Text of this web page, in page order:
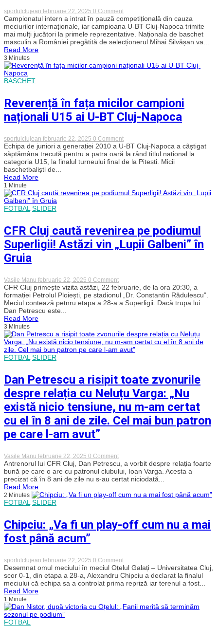
sportulclujean februarie 22, 2025 0 Commenton
Ce
jucători
trimite
U-
BT
la
Campionatul intern a intrat în pauză competițională din cauza
meciurilor internaționale, iar campioana U-BT Cluj-Napoca trimite
mai mulți jucători la primele reprezentative. Naționala de baschet
masculin a României pregătită de selecționerul Mihai Silvășan va...
Read More
3 Minutes
BASCHET
Reverență în fața micilor campioni
naționali U15 ai U-BT Cluj-Napoca
sportulclujean februarie 22, 2025 0 Commenton
Reverență
în
fața
micilor
ai
Echipa de juniori a generației 2010 a U-BT Cluj-Napoca a câștigat
săptămâna trecută pentru a patra oară la rând titlul național la
categoria U15, la finalul turneului final de la Pitești. Micii
baschetbaliști de...
Read More
1 Minute
FOTBAL SLIDER
CFR Cluj caută revenirea pe podiumul
Superligii! Astăzi vin „Lupii Galbeni” în
Gruia
Vasile Manu februarie 22, 2025 0 Commenton
CFR
Cluj
caută
revenirea
Astăzi
vin
„Lupii
Galbeni”
CFR Cluj primește vizita astăzi, 22 februarie, de la ora 20:30, a
formației Petrolul Ploiești, pe stadionul „Dr. Constantin Rădulescu”.
Meciul contează petnru etapa a 28-a a Superligii. Dacă trupa lui
Dan Petrescu este...
Read More
3 Minutes
FOTBAL SLIDER
Dan Petrescu a risipit toate zvonurile
despre relația cu Neluțu Varga: „Nu
există nicio tensiune, nu m-am certat
cu el în 8 ani de zile. Cel mai bun patron
pe care l-am avut”
Vasile Manu februarie 22, 2025 0 Commenton
Dan
Petrescu
a
risipit
zvonurile
Neluțu
Varga:
tensiune,
nu
m-
am
certat
8
Antrenorul lui CFR Cluj, Dan Petrescu, a vorbit despre relația foarte
bună pe care o are cu patronul clubului, Ioan Varga. Acesta a
precizat că în 8 ani de zile nu s-au certat niciodată...
Read More
2 Minutes
FOTBAL SLIDER
Chipciu: „Va fi un play-off cum nu a mai
fost până acum”
sportulclujean februarie 22, 2025 0 Commenton
Chipciu:
„Va
fi
un
cum
Desemnat omul meciului în meciul Oțelul Galați – Universitatea Cluj,
scor 0-1, din etapa a 28-a, Alexandru Chipciu a declarat la finalul
meciului că echipa sa a controlat prima repriză iar terenul a fost...
Read More
1 Minute
FOTBAL